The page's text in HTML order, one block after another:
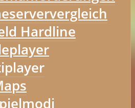
Hardline